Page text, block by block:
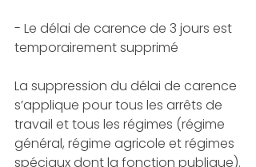
- Le délai de carence de 3 jours est
temporairement supprimé
La suppression du délai de carence
s’applique pour tous les arrêts de
travail et tous les régimes (régime
général, régime agricole et régimes
spéciaux dont la fonction publique).